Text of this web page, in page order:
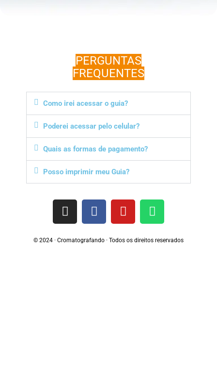
PERGUNTAS
FREQUENTES
Como irei acessar o guia?
Poderei acessar pelo celular?
Quais as formas de pagamento?
Posso imprimir meu Guia?
© 2024 · Cromatografando · Todos os direitos reservados